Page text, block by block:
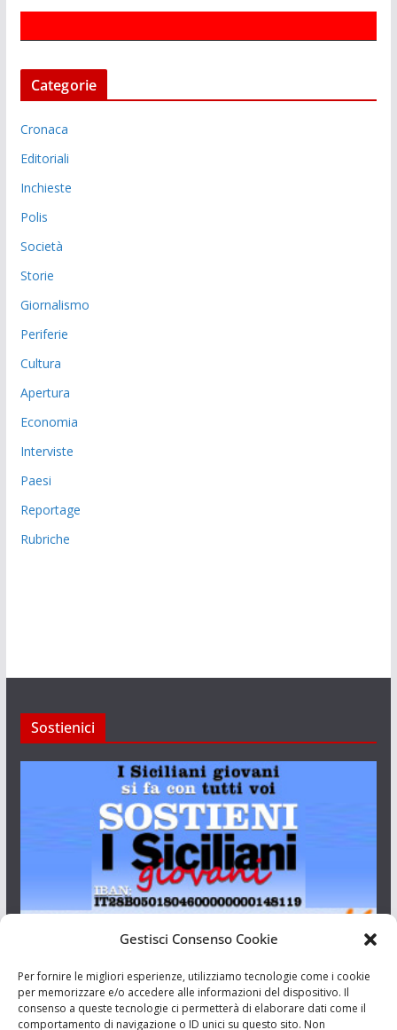
Gestisci Consenso Cookie
Per fornire le migliori esperienze, utilizziamo tecnologie come i cookie
per memorizzare e/o accedere alle informazioni del dispositivo. Il
consenso a queste tecnologie ci permetterà di elaborare dati come il
comportamento di navigazione o ID unici su questo sito. Non
Categorie
Cronaca
Editoriali
Inchieste
Polis
Società
Storie
Giornalismo
Periferie
Cultura
Apertura
Economia
Interviste
Paesi
Reportage
Rubriche
Sostienici
Aut. del tribunale di Catania n.23/2011 del 20/09/2011 Dir.